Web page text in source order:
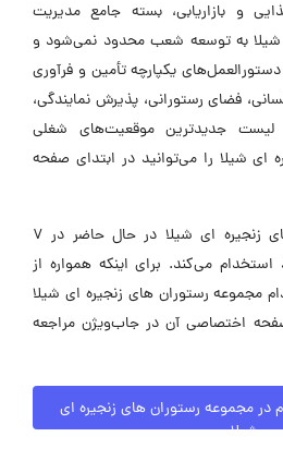
و بازاریابی، بسته جامع مدیریت
شیلا به توسعه شعب محدود نمی‌شود و
یکپارچه تأمین و فرآوری
فضای رستورانی، پذیرش نمایندگی،
جدیدترین موقعیت‌های شغلی
ای شیلا را می‌توانید در ابتدای صفحه
مجموعه رستوران های زنجیره ای شیلا در حال حاضر در ۷
می‌کند. برای اینکه همواره از
مجموعه رستوران های زنجیره ای شیلا
اختصاصی آن در جاب‌ویژن مراجعه
مجموعه رستوران های زنجیره ای
شیلا